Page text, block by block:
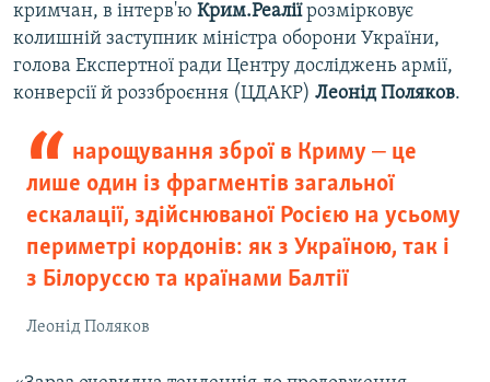
кримчан, в інтерв'ю Крим.Реаліїрозмірковує
колишній заступник міністра оборони України,
голова Експертної ради Центру досліджень армії,
конверсії й роззброєння (ЦДАКР) Леонід Поляков.
нарощування зброї в Криму ‒ це
лише один із фрагментів загальної
ескалації, здійснюваної Росією на усьому
периметрі кордонів: як з Україною, так і
з Білоруссю та країнами Балтії
Леонід Поляков